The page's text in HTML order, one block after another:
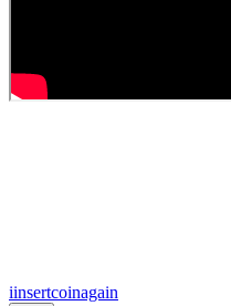
iinsertcoinagain